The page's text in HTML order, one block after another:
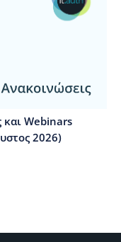
και Webinars
2026)